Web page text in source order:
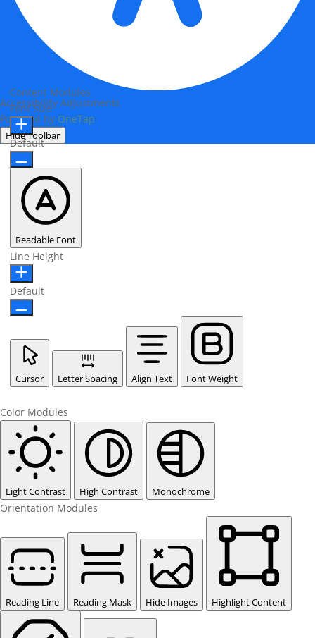
Accessibility Adjustments
Powered by OneTap
Hide Toolbar
Content Modules
Font Size
Default
Readable Font
Line Height
Default
Cursor Letter Spacing Align Text Font Weight
Color Modules
Light Contrast High Contrast Monochrome
Orientation Modules
Reading Line Reading Mask Hide Images Highlight Content